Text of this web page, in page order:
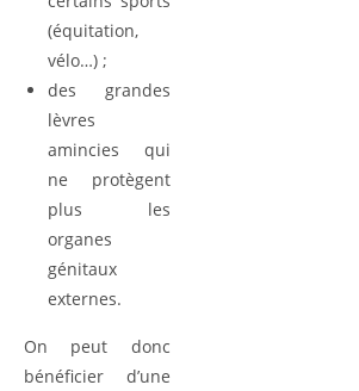
(équitation,
vélo…) ;
des grandes
lèvres
amincies qui
ne protègent
plus les
organes
génitaux
externes.
On peut donc
bénéficier d’une